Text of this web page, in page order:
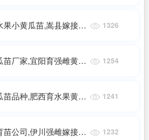
果小黄瓜苗,嵩县嫁接黄
1326
苗厂家,宜阳育强雌黄瓜
1254
苗品种,肥西育水果黄瓜
1241
苗公司,伊川强雌嫁接黄
1232